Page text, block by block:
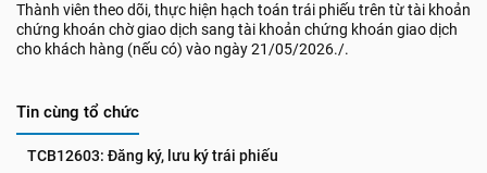
Thành viên theo dõi, thực hiện hạch toán trái phiếu trên từ tài khoản
chứng khoán chờ giao dịch sang tài khoản chứng khoán giao dịch
cho khách hàng (nếu có) vào ngày 21/05/2026./.
Tin cùng tổ chức
TCB12603: Đăng ký, lưu ký trái phiếu